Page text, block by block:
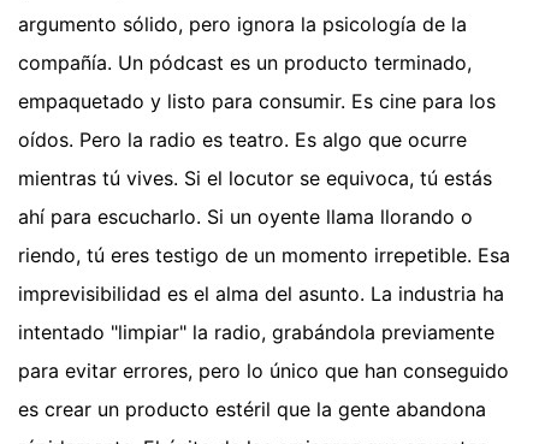
argumento sólido, pero ignora la psicología de la
compañía. Un pódcast es un producto terminado,
empaquetado y listo para consumir. Es cine para los
oídos. Pero la radio es teatro. Es algo que ocurre
mientras tú vives. Si el locutor se equivoca, tú estás
ahí para escucharlo. Si un oyente llama llorando o
riendo, tú eres testigo de un momento irrepetible. Esa
imprevisibilidad es el alma del asunto. La industria ha
intentado "limpiar" la radio, grabándola previamente
para evitar errores, pero lo único que han conseguido
es crear un producto estéril que la gente abandona